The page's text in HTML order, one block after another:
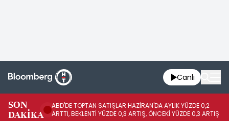
Canlı
SON
DAKİKA
ABD'DE TOPTAN SATIŞLAR HAZİRAN'DA AYLIK YÜZDE 0,2
ARTTI, BEKLENTİ YÜZDE 0,3 ARTIŞ, ÖNCEKİ YÜZDE 0,3 ARTIŞ